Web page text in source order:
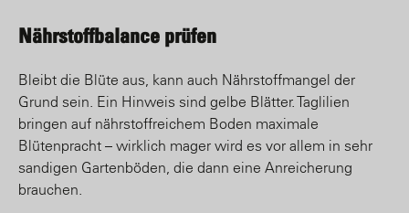
Nährstoffbalance prüfen
Bleibt die Blüte aus, kann auch Nährstoffmangel der
Grund sein. Ein Hinweis sind gelbe Blätter. Taglilien
bringen auf nährstoffreichem Boden maximale
Blütenpracht – wirklich mager wird es vor allem in sehr
sandigen Gartenböden, die dann eine Anreicherung
brauchen.